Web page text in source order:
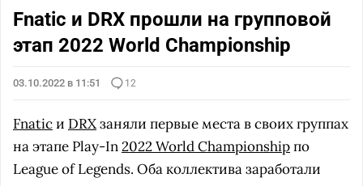
Fnatic и DRX прошли на групповой
этап 2022 World Championship
03.10.2022 в 11:51 12
Fnaticи DRXзаняли первые места в своих группах
на этапе Play-In2022 World Championshipпо
League of Legends. Оба коллектива заработали